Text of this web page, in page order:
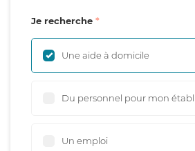
Je recherche
Une aide à domicile
Du personnel pour mon
Un emploi